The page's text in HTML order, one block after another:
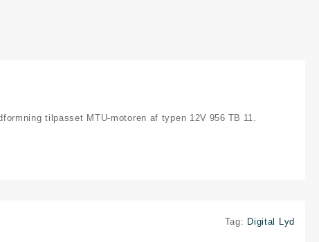
tilpasset MTU‑motoren af typen 12V 956 TB 11.
Tag: Digital Lyd